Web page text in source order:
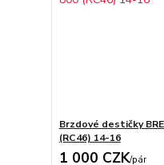
Brzdové destičky
(RC46) 14-16
1 000 CZK/pár